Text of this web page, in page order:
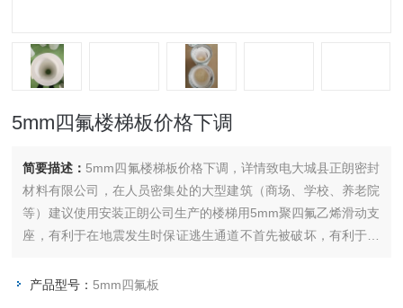
5mm四氟楼梯板价格下调
简要描述： 5mm四氟楼梯板价格下调，详情致电大城县正朗密封
材料有限公司，在人员密集处的大型建筑（商场、学校、养老院
等）建议使用安装正朗公司生产的楼梯用5mm聚四氟乙烯滑动支
座，有利于在地震发生时保证逃生通道不首先被破坏，有利于人
产品型号： 5mm四氟板